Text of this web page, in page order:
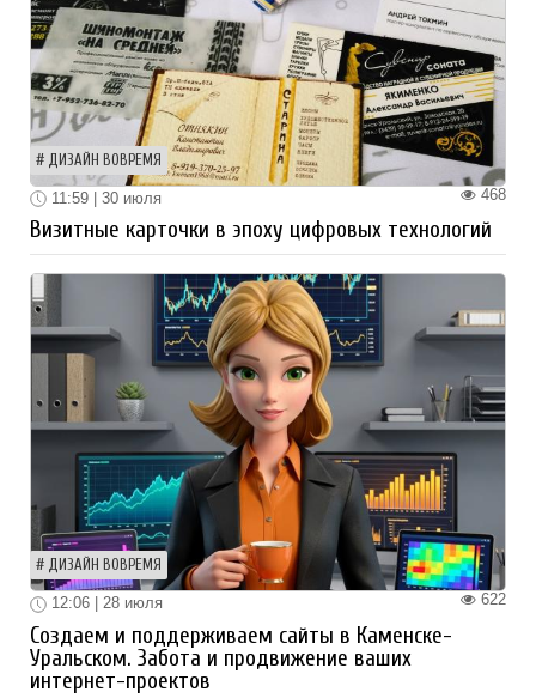
ДИЗАЙН ВОВРЕМЯ
468
11:59 | 30 июля
Визитные карточки в эпоху цифровых технологий
ДИЗАЙН ВОВРЕМЯ
622
12:06 | 28 июля
Создаем и поддерживаем сайты в Каменске-
Уральском. Забота и продвижение ваших
интернет-проектов